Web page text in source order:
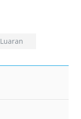
Luaran